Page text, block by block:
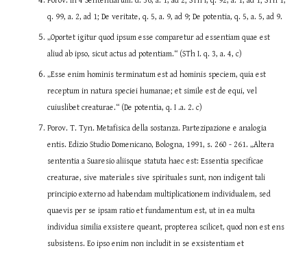
q. 99, a. 2, ad 1; De veritate, q. 5, a. 9, ad 9; De potentia, q. 5, a. 5, ad 9.
„Oportet igitur quod ipsum esse comparetur ad essentiam quae est
aliud ab ipso, sicut actus ad potentiam.“ (STh I. q. 3, a. 4, c)
„Esse enim hominis terminatum est ad hominis speciem, quia est
receptum in natura speciei humanae; et simile est de equi, vel
cuiuslibet creaturae.“ (De potentia, q. I .a. 2. c)
Porov. T. Tyn. Metafisica della sostanza. Partezipazione e analogia
entis. Edizio Studio Domenicano, Bologna, 1991, s. 260 - 261. „Altera
sententia a Suaresio aliisque statuta haec est: Essentia specificae
creaturae, sive materiales sive spirituales sunt, non indigent tali
principio externo ad habendam multiplicationem individualem, sed
quaevis per se ipsam ratio et fundamentum est, ut in ea multa
individua similia exsistere queant, propterea scilicet, quod non est ens
subsistens. Eo ipso enim non includit in se exsistentiam et